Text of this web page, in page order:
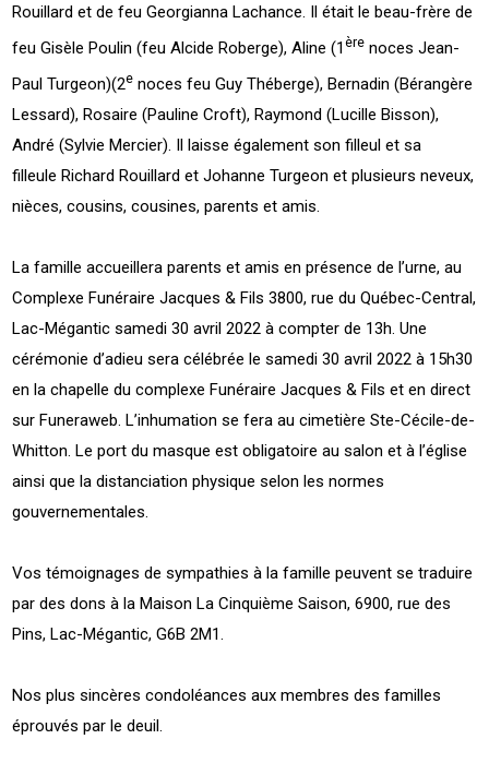
Rouillard et de feu Georgianna Lachance. Il était le beau-frère de
feu Gisèle Poulin (feu Alcide Roberge), Aline (1ère noces Jean-
Paul Turgeon)(2e noces feu Guy Théberge), Bernadin (Bérangère
Lessard), Rosaire (Pauline Croft), Raymond (Lucille Bisson),
André (Sylvie Mercier). Il laisse également son filleul et sa
filleule Richard Rouillard et Johanne Turgeon et plusieurs neveux,
nièces, cousins, cousines, parents et amis.
La famille accueillera parents et amis en présence de l’urne, au
Complexe Funéraire Jacques & Fils 3800, rue du Québec-Central,
Lac-Mégantic samedi 30 avril 2022 à compter de 13h. Une
cérémonie d’adieu sera célébrée le samedi 30 avril 2022 à 15h30
en la chapelle du complexe Funéraire Jacques & Fils et en direct
sur Funeraweb. L’inhumation se fera au cimetière Ste-Cécile-de-
Whitton. Le port du masque est obligatoire au salon et à l’église
ainsi que la distanciation physique selon les normes
gouvernementales.
Vos témoignages de sympathies à la famille peuvent se traduire
par des dons à la Maison La Cinquième Saison, 6900, rue des
Pins, Lac-Mégantic, G6B 2M1.
Nos plus sincères condoléances aux membres des familles
éprouvés par le deuil.